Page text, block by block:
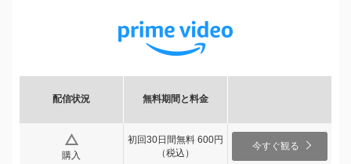
配信状況 無料期間と料金
購入
初回30日間無料 600円
（税込）
今すぐ観る